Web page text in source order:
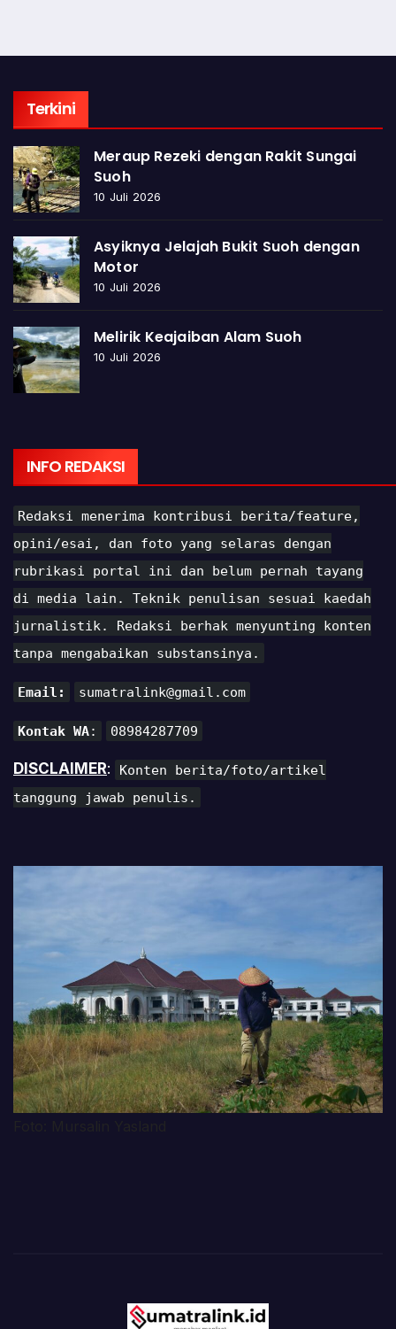
Terkini
Meraup Rezeki dengan Rakit Sungai
Suoh
10 Juli 2026
Asyiknya Jelajah Bukit Suoh dengan
Motor
10 Juli 2026
Melirik Keajaiban Alam Suoh
10 Juli 2026
INFO REDAKSI
Redaksi menerima kontribusi berita/feature,
opini/esai, dan foto yang selaras dengan
rubrikasi portal ini dan belum pernah tayang
di media lain. Teknik penulisan sesuai kaedah
jurnalistik. Redaksi berhak menyunting konten
tanpa mengabaikan substansinya.
Email: sumatralink@gmail.com
Kontak WA: 08984287709
DISCLAIMER:
Konten berita/foto/artikel
tanggung jawab penulis.